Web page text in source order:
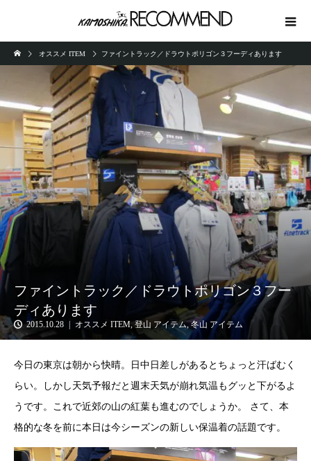
オススメ ITEM ファイントラック／ドラウトポリゴン３フーディあります
ファイントラック／ドラウトポリゴン３フー
ディあります
2015.10.28 オススメ ITEM, 登山 アイテム,冬山 アイテム
今日の東京は朝から快晴。日中日差しがあるとちょっと汗ばむく
らい。しかし天気予報だと週末天気が崩れ気温もグッと下がるよ
うです。これで近郊の山の紅葉も進むのでしょうか。 さて、本
格的な冬を前に本日は今シーズンの新しい保温着の話題です。